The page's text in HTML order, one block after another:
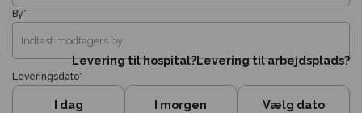
*
By
Levering til hospital?Levering til arbejdsplads?
*
Leveringsdato
I dag I morgen Vælg dato